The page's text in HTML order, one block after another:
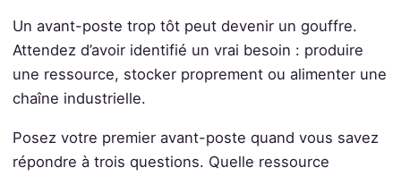
Un avant-poste trop tôt peut devenir un gouffre.
Attendez d’avoir identifié un vrai besoin : produire
une ressource, stocker proprement ou alimenter une
chaîne industrielle.
Posez votre premier avant-poste quand vous savez
répondre à trois questions. Quelle ressource